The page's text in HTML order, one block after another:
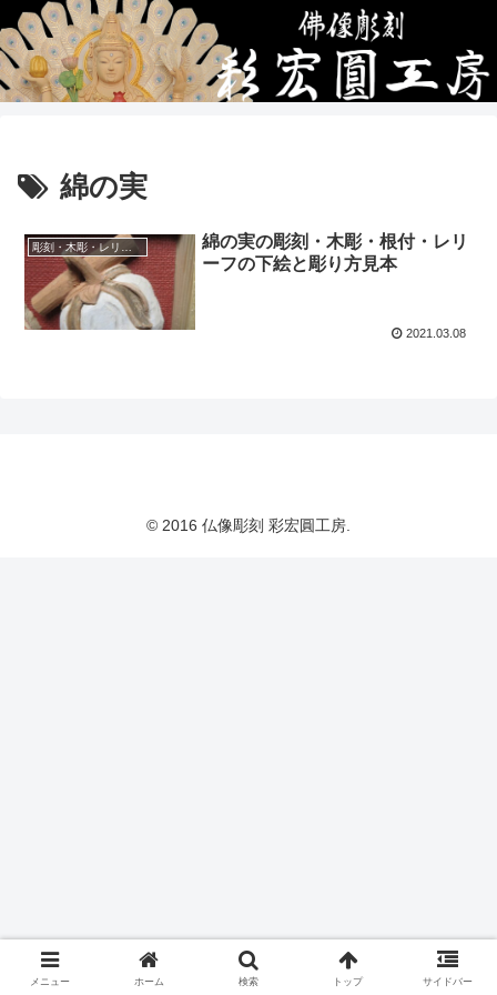
綿の実
綿の実の彫刻・木彫・根付・レリ
ーフの下絵と彫り方見本
2021.03.08
© 2016 仏像彫刻 彩宏圓工房.
メニュー ホーム 検索 トップ サイドバー